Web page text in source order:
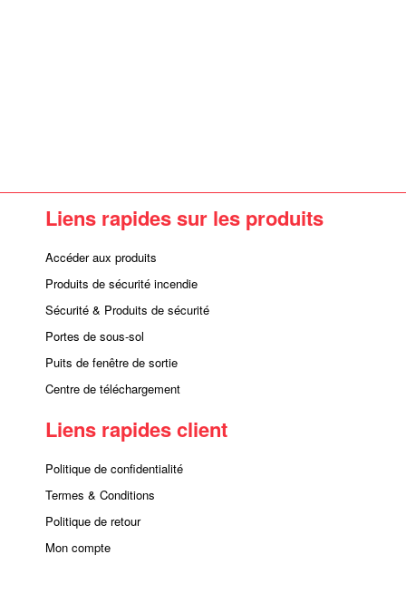
Liens rapides sur les produits
Accéder aux produits
Produits de sécurité incendie
Sécurité & Produits de sécurité
Portes de sous-sol
Puits de fenêtre de sortie
Centre de téléchargement
Liens rapides client
Politique de confidentialité
Termes & Conditions
Politique de retour
Mon compte